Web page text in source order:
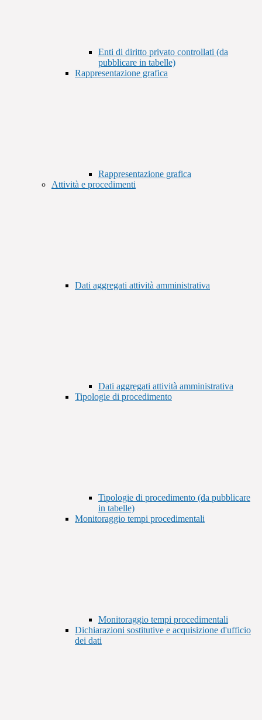
Enti di diritto privato controllati (da
pubblicare in tabelle)
Rappresentazione grafica
Rappresentazione grafica
Attività e procedimenti
Dati aggregati attività amministrativa
Dati aggregati attività amministrativa
Tipologie di procedimento
Tipologie di procedimento (da pubblicare
in tabelle)
Monitoraggio tempi procedimentali
Monitoraggio tempi procedimentali
Dichiarazioni sostitutive e acquisizione d'ufficio
dei dati